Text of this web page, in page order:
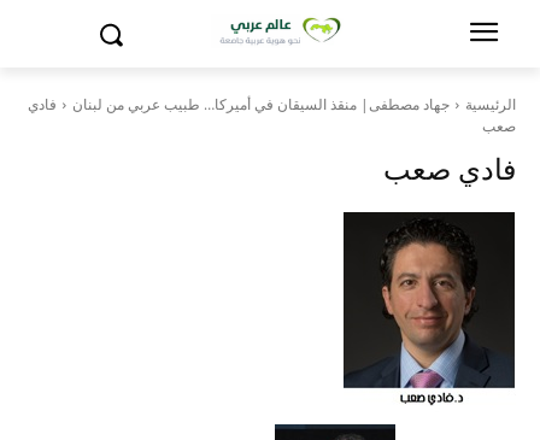
الرئيسية جهاد مصطفى| منقذ السيقان في أميركا… طبيب عربي من لبنان
فادي
صعب
فادي صعب